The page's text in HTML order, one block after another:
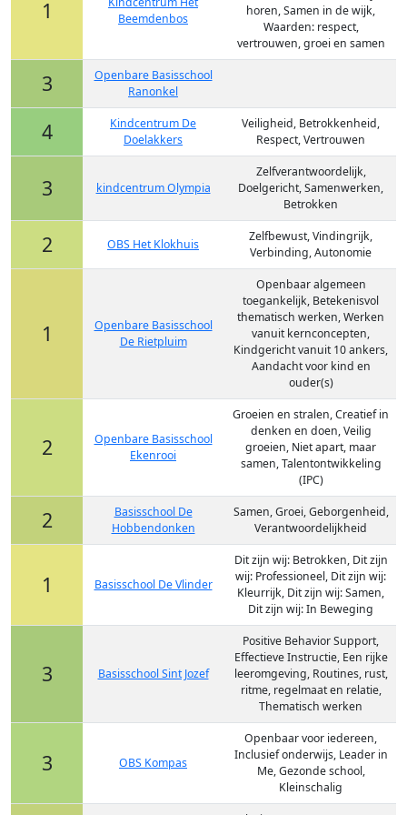
1
Beemdenbos
horen, Samen in de wijk,
Waarden: respect,
vertrouwen, groei en samen
3
Openbare Basisschool
Ranonkel
4
Kindcentrum De
Doelakkers
Veiligheid, Betrokkenheid,
Respect, Vertrouwen
3 kindcentrum Olympia
Zelfverantwoordelijk,
Doelgericht, Samenwerken,
Betrokken
2 OBS Het Klokhuis
Zelfbewust, Vindingrijk,
Verbinding, Autonomie
1
Openbare Basisschool
De Rietpluim
Openbaar algemeen
toegankelijk, Betekenisvol
thematisch werken, Werken
vanuit kernconcepten,
Kindgericht vanuit 10 ankers,
Aandacht voor kind en
ouder(s)
2
Openbare Basisschool
Ekenrooi
Groeien en stralen, Creatief in
denken en doen, Veilig
groeien, Niet apart, maar
samen, Talentontwikkeling
(IPC)
2
Basisschool De
Hobbendonken
Samen, Groei, Geborgenheid,
Verantwoordelijkheid
1 Basisschool De Vlinder
Dit zijn wij: Betrokken, Dit zijn
wij: Professioneel, Dit zijn wij:
Kleurrijk, Dit zijn wij: Samen,
Dit zijn wij: In Beweging
3 Basisschool Sint Jozef
Positive Behavior Support,
Effectieve Instructie, Een rijke
leeromgeving, Routines, rust,
ritme, regelmaat en relatie,
Thematisch werken
3 OBS Kompas
Openbaar voor iedereen,
Inclusief onderwijs, Leader in
Me, Gezonde school,
Kleinschalig